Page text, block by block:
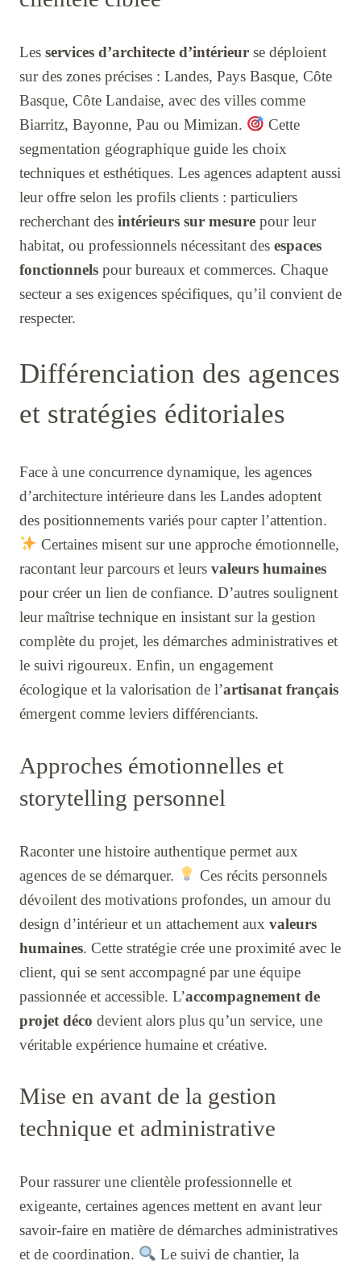
Les services d’architecte d’intérieur se déploient
sur des zones précises : Landes, Pays Basque, Côte
Basque, Côte Landaise, avec des villes comme
Biarritz, Bayonne, Pau ou Mimizan.
Cette
segmentation géographique guide les choix
techniques et esthétiques. Les agences adaptent aussi
leur offre selon les profils clients : particuliers
recherchant des intérieurs sur mesure pour leur
habitat, ou professionnels nécessitant des espaces
fonctionnels pour bureaux et commerces. Chaque
secteur a ses exigences spécifiques, qu’il convient de
respecter.
Différenciation des agences
et stratégies éditoriales
Face à une concurrence dynamique, les agences
d’architecture intérieure dans les Landes adoptent
des positionnements variés pour capter l’attention.
Certaines misent sur une approche émotionnelle,
racontant leur parcours et leurs valeurs humaines
pour créer un lien de confiance. D’autres soulignent
leur maîtrise technique en insistant sur la gestion
complète du projet, les démarches administratives et
le suivi rigoureux. Enfin, un engagement
écologique et la valorisation de l’artisanat français
émergent comme leviers différenciants.
Approches émotionnelles et
storytelling personnel
Raconter une histoire authentique permet aux
agences de se démarquer.
Ces récits personnels
dévoilent des motivations profondes, un amour du
design d’intérieur et un attachement aux valeurs
humaines. Cette stratégie crée une proximité avec le
client, qui se sent accompagné par une équipe
passionnée et accessible. L’accompagnement de
projet déco devient alors plus qu’un service, une
véritable expérience humaine et créative.
Mise en avant de la gestion
technique et administrative
Pour rassurer une clientèle professionnelle et
exigeante, certaines agences mettent en avant leur
savoir-faire en matière de démarches administratives
et de coordination.
Le suivi de chantier, la